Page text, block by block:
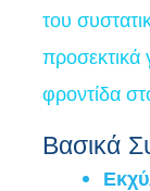
του
προσεκτικά
φροντίδα
Βασικά